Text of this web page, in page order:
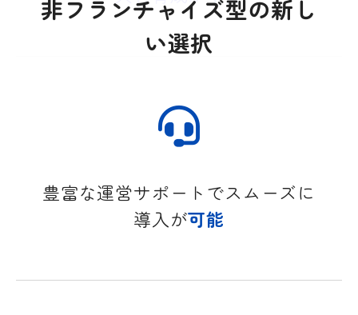
非フランチャイズ型の新し
い選択
豊富な運営サポートでスムーズに
導入が可能